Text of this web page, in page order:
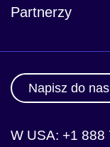
Partnerzy
Napisz do nas
W USA: +1 888